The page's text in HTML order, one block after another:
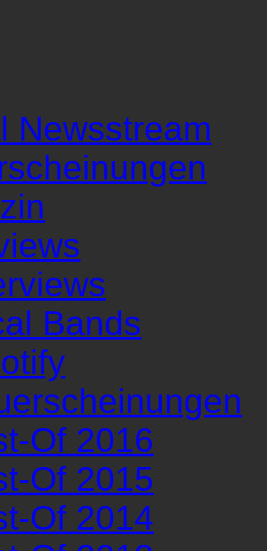
Newsstream
Bands
Of 2016
Of 2015
Of 2014